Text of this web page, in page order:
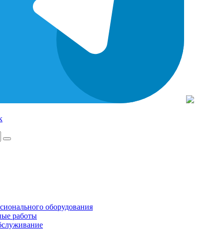
оборудования
работы